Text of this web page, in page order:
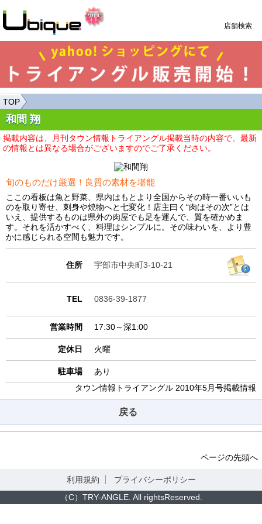
店舗検索
TOP
和間 翔
掲載内容は、月刊タウン情報トライアングル掲載当時の内容で、最新
の情報とは異なる場合がございますのでご了承ください。
旬のものだけ厳選！良質の素材を堪能
ここの看板は魚と野菜、県内はもとより全国からその時一番いいも
のを取り寄せ、刺身や焼物へと七変化！店主曰く“肉はその次”とは
いえ、提供するものは県外の肉屋でも足を運んで、質を確かめま
す。それを活かすべく、料理はシンプルに。その味わいを、より豊
かに感じられる空間も魅力です。
住所 宇部市中央町3-10-21
TEL 0836-39-1877
営業時間 17:30～深1:00
定休日 火曜
駐車場
あり
タウン情報トライアングル 2010年5月号掲載情報
戻る
ページの先頭へ
利用規約
プライバシーポリシー
（C）TRY-ANGLE. All rightsReserved.